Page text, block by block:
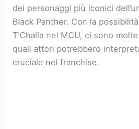
dei personaggi più iconici
Black Panther. Con la
T’Challa nel MCU, ci sono
quali attori potrebbero
cruciale nel franchise.